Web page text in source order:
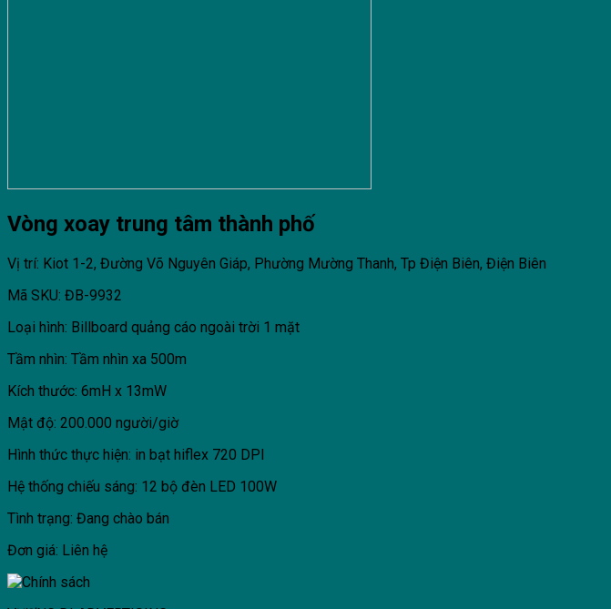
Vòng xoay trung tâm thành phố
Vị trí: Kiot 1-2, Đường Võ Nguyên Giáp, Phường Mường Thanh, Tp Điện Biên, Điện Biên
Mã SKU: ĐB-9932
Loại hình: Billboard quảng cáo ngoài trời 1 mặt
Tầm nhìn: Tầm nhìn xa 500m
Kích thước: 6mH x 13mW
Mật độ: 200.000 người/giờ
Hình thức thực hiện: in bạt hiflex 720 DPI
Hệ thống chiếu sáng: 12 bộ đèn LED 100W
Tình trạng: Đang chào bán
Đơn giá: Liên hệ